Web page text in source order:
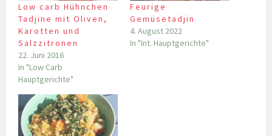
Low carb Hühnchen
Tadjine mit Oliven,
Karotten und
Salzzitronen
22. Juni 2016
In "Low Carb
Hauptgerichte"
Feurige
Gemüsetadjin
4. August 2022
In "Int. Hauptgerichte"